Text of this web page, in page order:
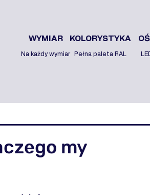
WYMIAR KOLORYSTYKA
Na każdy wymiar Pełna paleta RAL
my